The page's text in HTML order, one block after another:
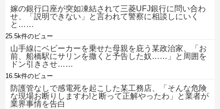
嫁の銀行口座が突如凍結されて三菱UFJ銀行に問い合わ
せ、「説明できない」と言われて警察に相談しにいく
と……
25.5k件のビュー
山手線にベビーカーを乗せた母親を庇う某政治家、「お
前、船橋駅にサリンを撒くと予告した奴……」と周囲を
ドン引きさせ……
16.5k件のビュー
防護管なしで感電死を起こした某工務店、「そんな危険
な現場お断りしますわ!と断って正解やったわ」と業者が
業界事情を告白